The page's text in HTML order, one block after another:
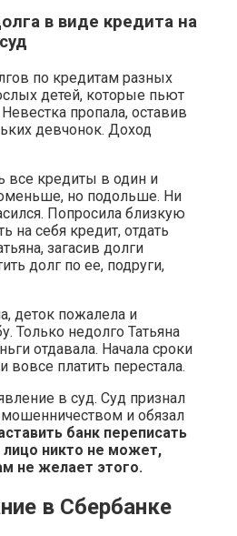
в виде кредита на
по кредитам разных
детей, которые пьют
пропала, оставив
девчонок. Доход
все кредиты в один и
но подольше. Ни
Попросила близкую
на себя кредит, отдать
загасив долги
долг по ее, подруги,
деток пожалела и
Только недолго Татьяна
отдавала. Начала сроки
вовсе платить перестала.
в суд. Суд признал
и обязал
банк переписать
лицо никто не может,
не желает этого.
в Сбербанке